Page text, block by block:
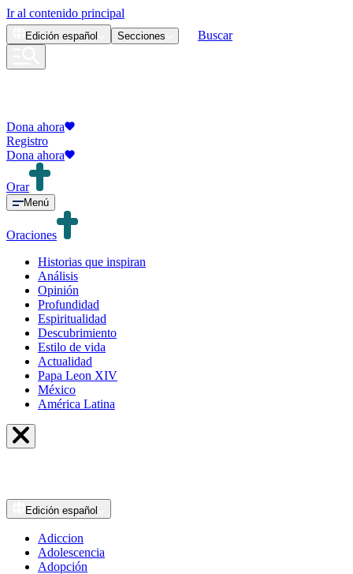
Ir al contenido principal
Edición español Secciones Buscar
Dona ahora
Registro
Dona ahora
Orar
Menú
Oraciones
Historias que inspiran
Análisis
Opinión
Profundidad
Espiritualidad
Descubrimiento
Estilo de vida
Actualidad
Papa Leon XIV
México
América Latina
Edición español
Adiccion
Adolescencia
Adopción